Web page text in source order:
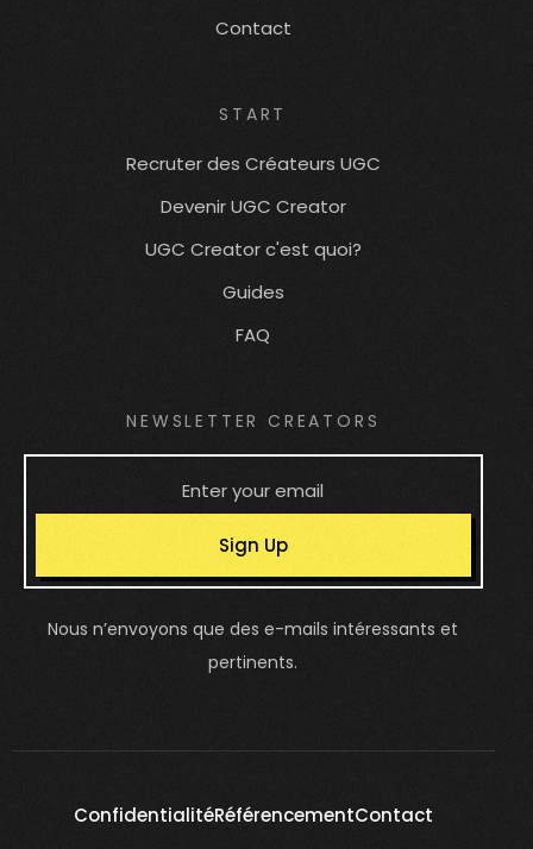
Contact
START
Recruter des Créateurs UGC
Devenir UGC Creator
UGC Creator c'est quoi?
Guides
FAQ
NEWSLETTER CREATORS
Sign Up
Nous n’envoyons que des e-mails intéressants et
pertinents.
ConfidentialitéRéférencementContact